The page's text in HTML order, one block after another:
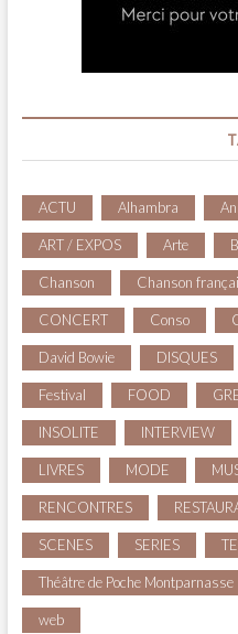
ACTU Alhambra
ART / EXPOS Arte
Chanson Chanson
CONCERT Conso
David Bowie DISQUES
Festival FOOD
INSOLITE INTERVIEW
LIVRES MODE
RENCONTRES
SCENES SERIES
Théâtre de Poche Montparnasse
web